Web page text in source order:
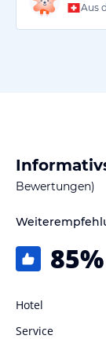
Aus
Bewertungen)
85%
Hotel
Service